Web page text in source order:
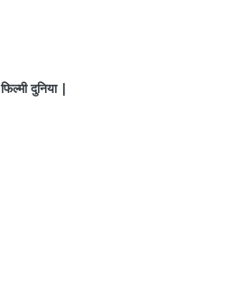
फिल्मी दुनिया |